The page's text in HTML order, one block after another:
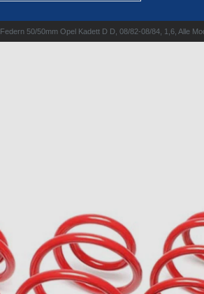
Federn 50/50mm Opel Kadett D D, 08/82-08/84, 1,6, Alle